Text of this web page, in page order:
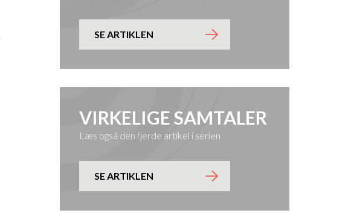
SE ARTIKLEN
VIRKELIGE SAMTALER
Læs også den fjerde artikel i serien
SE ARTIKLEN